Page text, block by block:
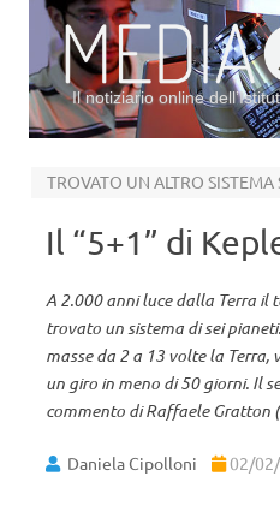
Il notiziario online
TROVATO UN ALTRO SISTEMA
Il “5+1” di
A 2.000 anni luce dalla Terra il
trovato un sistema di sei
masse da 2 a 13 volte la
un giro in meno di 50 giorni. Il
commento di Raffaele Gratton
Daniela Cipolloni 02/